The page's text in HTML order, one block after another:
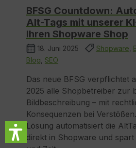
BFSG Countdown:
Alt-Tags mit unserer
Ihren Shopware Shop
18. Juni 2025 Shopware
Blog SEO
Das neue BFSG verpflichtet
2025 alle Shopbetreiber zur
Bildbeschreibung – mit
Konsequenzen bei
Lösung automatisiert die
direkt in Shopware und